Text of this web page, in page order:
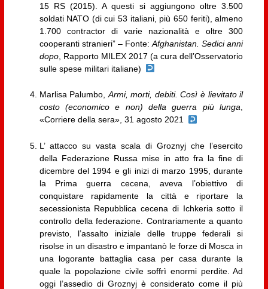
15 RS (2015). A questi si aggiungono oltre 3.500
soldati NATO (di cui 53 italiani, più 650 feriti), almeno
1.700 contractor di varie nazionalità e oltre 300
cooperanti stranieri” – Fonte:Afghanistan. Sedici anni
dopo, Rapporto MILEX 2017 (a cura dell’Osservatorio
sulle spese militari italiane)
Marlisa Palumbo,Armi, morti, debiti. Così è lievitato il
costo (economico e non) della guerra più lunga,
«Corriere della sera», 31 agosto 2021
L’ attacco su vasta scala di Groznyj che l’esercito
della Federazione Russa mise in atto fra la fine di
dicembre del 1994 e gli inizi di marzo 1995, durante
la Prima guerra cecena, aveva l’obiettivo di
conquistare rapidamente la città e riportare la
secessionista Repubblica cecena di Ichkeria sotto il
controllo della federazione. Contrariamente a quanto
previsto, l’assalto iniziale delle truppe federali si
risolse in un disastro e impantanò le forze di Mosca in
una logorante battaglia casa per casa durante la
quale la popolazione civile soffrì enormi perdite. Ad
oggi l’assedio di Groznyj è considerato come il più